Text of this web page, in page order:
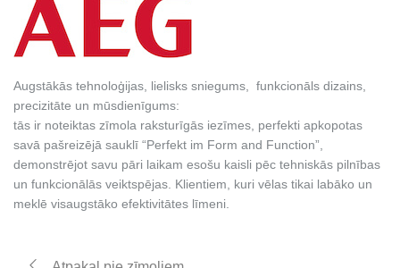
Augstākās tehnoloģijas, lielisks sniegums, funkcionāls dizains,
precizitāte un mūsdienīgums:
tās ir noteiktas zīmola raksturīgās iezīmes, perfekti apkopotas
savā pašreizējā sauklī “Perfekt im Form and Function”,
demonstrējot savu pāri laikam esošu kaisli pēc tehniskās pilnības
un funkcionālās veiktspējas. Klientiem, kuri vēlas tikai labāko un
meklē visaugstāko efektivitātes līmeni.